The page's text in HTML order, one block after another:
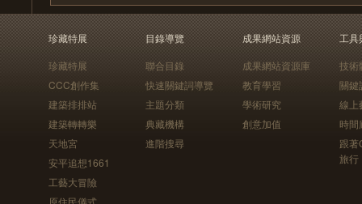
珍藏特展
珍藏特展
CCC創作集
建築排排站
建築轉轉樂
天地宮
安平追想1661
工藝大冒險
目錄導覽
聯合目錄
快速關鍵詞導覽
主題分類
典藏機構
進階搜尋
成果網站資源
成果網站資源庫
教育學習
學術研究
創意加值
工具
技術
關鍵
線上
時間
跟
旅行